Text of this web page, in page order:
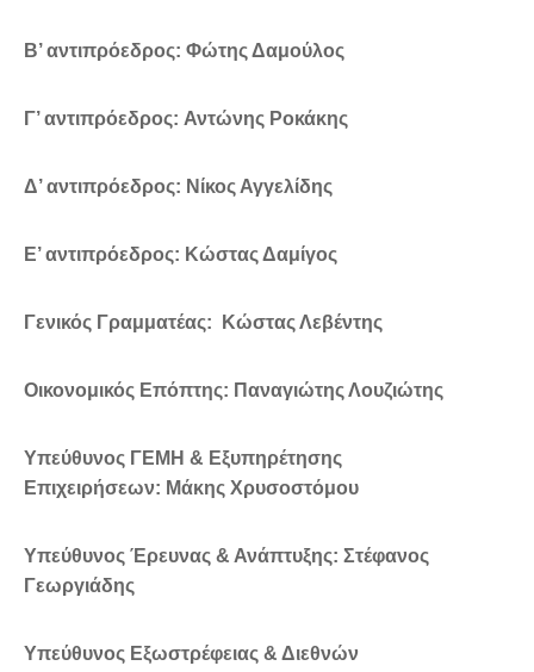
Β’ αντιπρόεδρος: Φώτης Δαμούλος
Γ’ αντιπρόεδρος: Αντώνης Ροκάκης
Δ’ αντιπρόεδρος: Νίκος Αγγελίδης
E’ αντιπρόεδρος: Κώστας Δαμίγος
Γενικός Γραμματέας: Κώστας Λεβέντης
Οικονομικός Επόπτης: Παναγιώτης Λουζιώτης
Υπεύθυνος ΓΕΜΗ & Εξυπηρέτησης
Επιχειρήσεων: Μάκης Χρυσοστόμου
Υπεύθυνος Έρευνας & Ανάπτυξης: Στέφανος
Γεωργιάδης
Υπεύθυνος Εξωστρέφειας & Διεθνών